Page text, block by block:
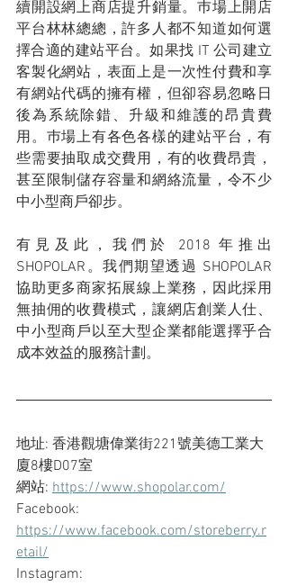
續開設網上商店提升銷量。巿場上開店
平台林林總總，許多人都不知道如何選
擇合適的建站平台。如果找 IT 公司建立
客製化網站，表面上是一次性付費和享
有網站代碼的擁有權，但卻容易忽略日
後為系統除錯、升級和維護的昂貴費
用。巿場上有各色各樣的建站平台，有
些需要抽取成交費用，有的收費昂貴，
甚至限制儲存容量和網絡流量，令不少
中小型商戶卻步。
有見及此，我們於 2018 年推出
SHOPOLAR。我們期望透過 SHOPOLAR
協助更多商家拓展線上業務，因此採用
無抽佣的收費模式，讓網店創業人仕、
中小型商戶以至大型企業都能選擇乎合
成本效益的服務計劃。
地址: 香港觀塘偉業街221號美德工業大
廈8樓D07室
網站: https://www.shopolar.com/
Facebook:
https://www.facebook.com/storeberry.r
etail/
Instagram: